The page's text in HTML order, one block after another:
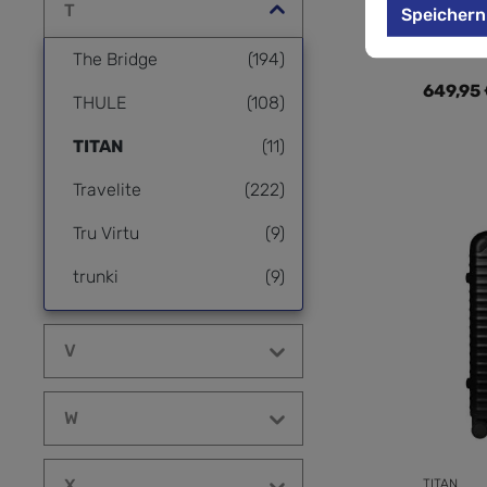
T
(194)
The Bridge
(108)
THULE
(11)
TITAN
(222)
Travelite
(9)
Tru Virtu
(9)
trunki
(263)
Tumi
V
W
Rollen,
649,95
TITAN
Speichern